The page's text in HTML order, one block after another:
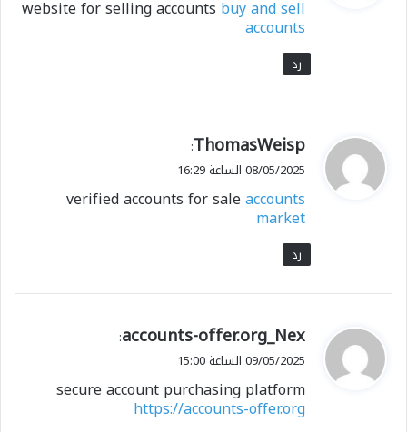
ل
website for selling accounts buy and sell
accounts
رد
ي
ق
ل
ThomasWeisp
:
08/05/2025 الساعة 16:29
verified accounts for saleaccounts
market
رد
ي
ق
ل
accounts-offer.org_Nex
:
09/05/2025 الساعة 15:00
secure account purchasing platform
https://accounts-offer.org